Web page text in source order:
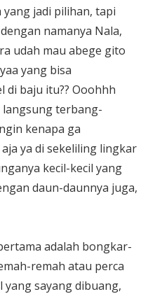
yang jadi pilihan, tapi
namanya Nala,
udah mau abege gito
yang bisa
di baju itu?? Ooohhh
terbang-
kenapa ga
ya di sekeliling lingkar
kecil-kecil yang
daun-daunnya juga,
adalah bongkar-
remah atau perca
yang sayang dibuang,